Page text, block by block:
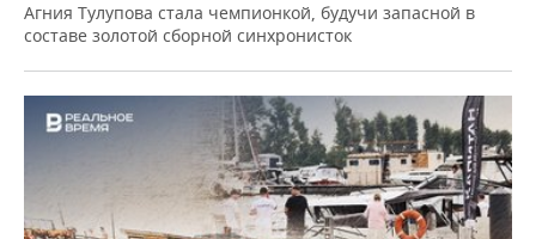
Агния Тулупова стала чемпионкой, будучи запасной в
составе золотой сборной синхронисток